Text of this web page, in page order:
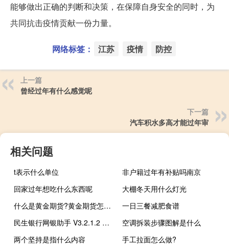
能够做出正确的判断和决策，在保障自身安全的同时，为
共同抗击疫情贡献一份力量。
网络标签： 江苏 疫情 防控
上一篇
曾经过年有什么感觉呢
下一篇
汽车积水多高才能过年审
相关问题
t表示什么单位
非户籍过年有补贴吗南京
回家过年想吃什么东西呢
大棚冬天用什么灯光
什么是黄金期货?黄金期货怎么做?
一日三餐减肥食谱
民生银行网银助手 V3.2.1.2 官方最新版（民生银行网银助手 V3.2.1.2 官方最新版功能简介）
空调拆装步骤图解是什么
两个坚持是指什么内容
手工拉面怎么做?